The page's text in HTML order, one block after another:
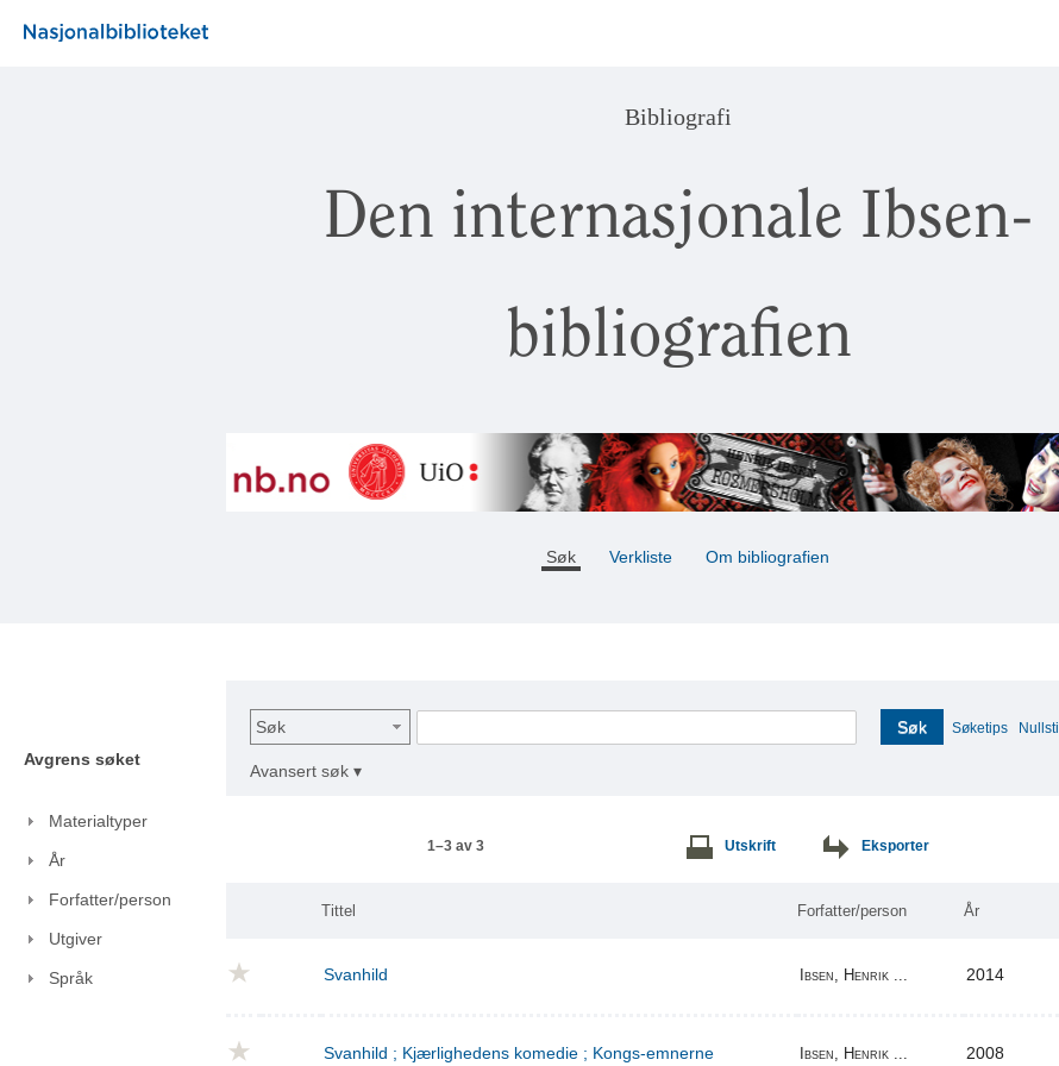
Bibliografi
Den internasjonale Ibsen-
bibliografien
Søk Verkliste Om bibliografien
Avgrens søket
Materialtyper
År
Forfatter/person
Utgiver
Språk
Søk Søk Søketips Nullstill
Avansert søk ▾
1–3 av 3 Utskrift Eksporter
Tittel Forfatter/person År
Svanhild Ibsen, Henrik ... 2014
Svanhild ; Kjærlighedens komedie ; Kongs-emnerne Ibsen, Henrik ... 2008